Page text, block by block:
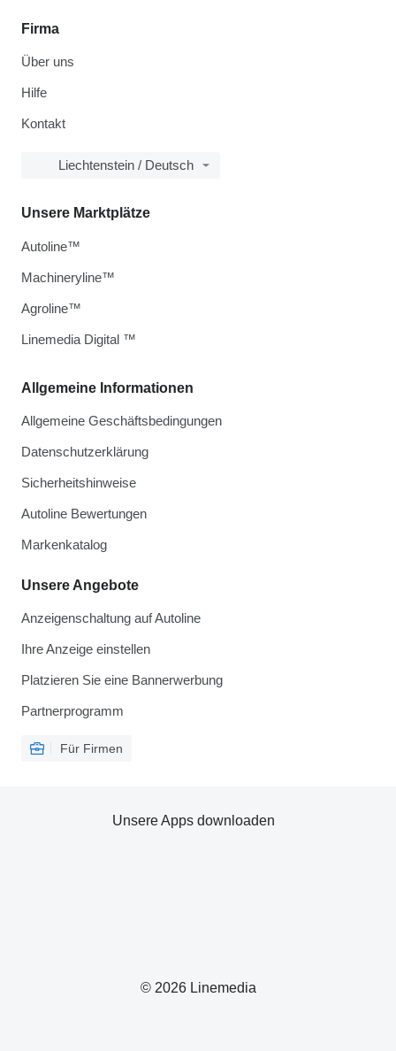
Firma
Über uns
Hilfe
Kontakt
Liechtenstein / Deutsch
Allgemeine Informationen
Allgemeine Geschäftsbedingungen
Datenschutzerklärung
Sicherheitshinweise
Autoline Bewertungen
Markenkatalog
Unsere Angebote
Anzeigenschaltung auf Autoline
Ihre Anzeige einstellen
Platzieren Sie eine Bannerwerbung
Partnerprogramm
Für Firmen
Unsere Marktplätze
Autoline™
Machineryline™
Agroline™
Linemedia Digital ™
© 2026 Linemedia
Unsere Apps downloaden